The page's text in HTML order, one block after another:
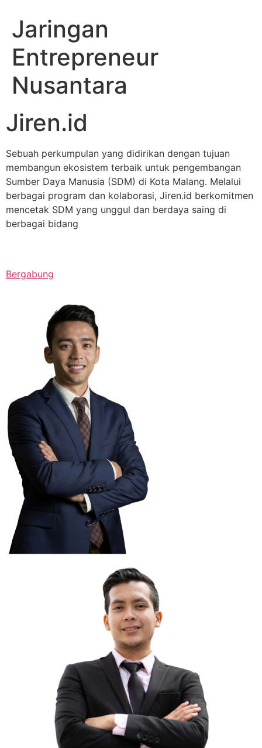
Jaringan
Entrepreneur
Nusantara
Jiren.id
Sebuah perkumpulan yang didirikan dengan tujuan
membangun ekosistem terbaik untuk pengembangan
Sumber Daya Manusia (SDM) di Kota Malang. Melalui
berbagai program dan kolaborasi, Jiren.id berkomitmen
mencetak SDM yang unggul dan berdaya saing di
berbagai bidang
Bergabung